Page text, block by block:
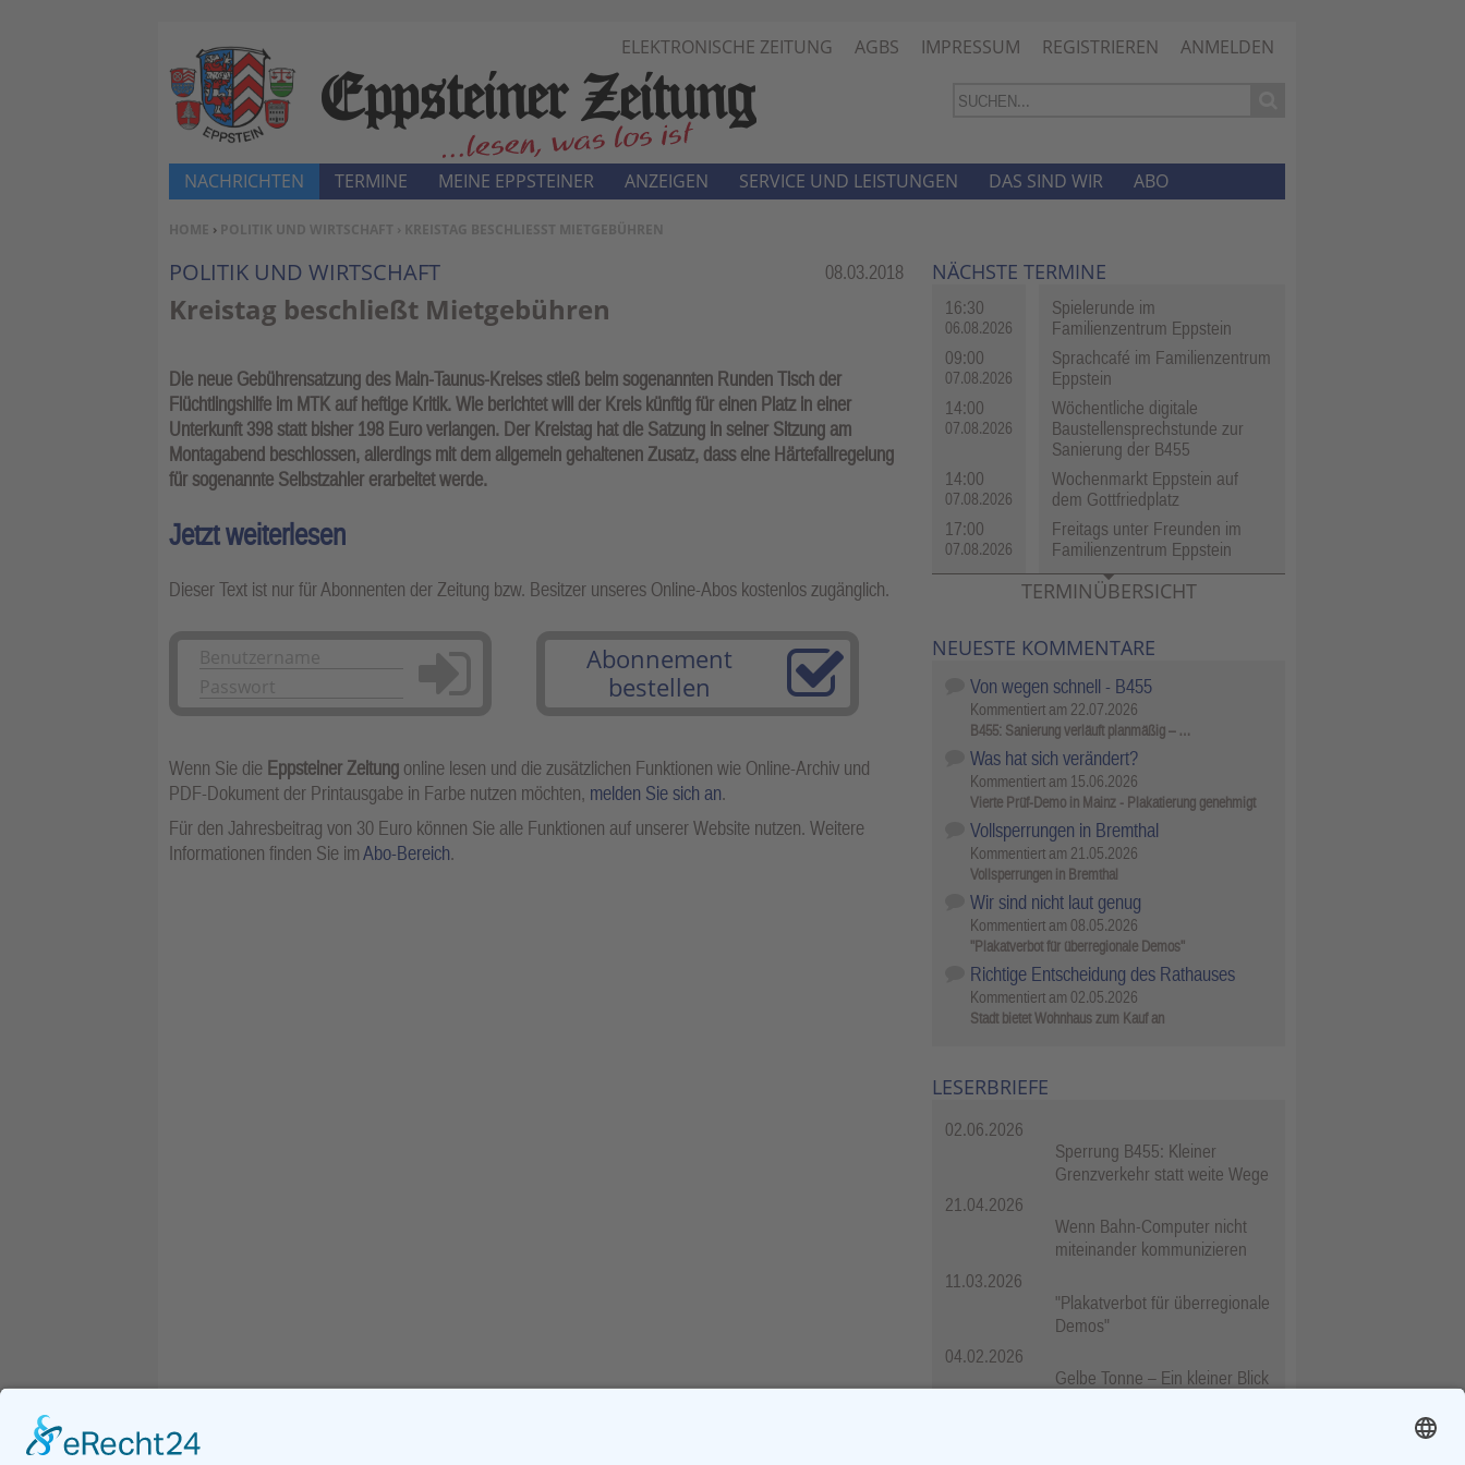
ELEKTRONISCHE ZEITUNG AGBS IMPRESSUM REGISTRIEREN ANMELDEN
SIE BEFINDEN SICH HIER:
HOME › POLITIK UND WIRTSCHAFT › KREISTAG BESCHLIESST MIETGEBÜHREN
Rubrik:
POLITIK UND WIRTSCHAFT 08.03.2018
Kreistag beschließt Mietgebühren
Die neue Gebührensatzung des Main-Taunus-Kreises stieß beim sogenannten Runden Tisch der
Flüchtlingshilfe im MTK auf heftige Kritik. Wie berichtet will der Kreis künftig für einen Platz in einer
Unterkunft 398 statt bisher 198 Euro verlangen. Der Kreistag hat die Satzung in seiner Sitzung am
Montagabend beschlossen, allerdings mit dem allgemein gehaltenen Zusatz, dass eine Härtefallregelung
für sogenannte Selbstzahler erarbeitet werde.
Jetzt weiterlesen
Dieser Text ist nur für Abonnenten der Zeitung bzw. Besitzer unseres Online-Abos kostenlos zugänglich.
Anmelden
Abonnement
bestellen
Wenn Sie die Eppsteiner Zeitung online lesen und die zusätzlichen Funktionen wie Online-Archiv und
PDF-Dokument der Printausgabe in Farbe nutzen möchten, melden Sie sich an.
Für den Jahresbeitrag von 30 Euro können Sie alle Funktionen auf unserer Website nutzen. Weitere
Informationen finden Sie imAbo-Bereich.
NÄCHSTE TERMINE
16:30
06.08.2026
Spielerunde im
Familienzentrum Eppstein
09:00
07.08.2026
Sprachcafé im Familienzentrum
Eppstein
14:00
07.08.2026
Wöchentliche digitale
Baustellensprechstunde zur
Sanierung der B455
14:00
07.08.2026
Wochenmarkt Eppstein auf
dem Gottfriedplatz
17:00
07.08.2026
Freitags unter Freunden im
Familienzentrum Eppstein
TERMINÜBERSICHT
NEUESTE KOMMENTARE
Von wegen schnell - B455
Kommentiert am 22.07.2026
B455: Sanierung verläuft planmäßig – …
Was hat sich verändert?
Kommentiert am 15.06.2026
Vierte Prüf-Demo in Mainz - Plakatierung genehmigt
Vollsperrungen in Bremthal
Kommentiert am 21.05.2026
Vollsperrungen in Bremthal
Wir sind nicht laut genug
Kommentiert am 08.05.2026
"Plakatverbot für überregionale Demos"
Richtige Entscheidung des Rathauses
Kommentiert am 02.05.2026
Stadt bietet Wohnhaus zum Kauf an
LESERBRIEFE
02.06.2026
Sperrung B455: Kleiner
Grenzverkehr statt weite Wege
21.04.2026
Wenn Bahn-Computer nicht
miteinander kommunizieren
11.03.2026
"Plakatverbot für überregionale
Demos"
04.02.2026
Gelbe Tonne – Ein kleiner Blick
NACHRICHTEN TERMINE MEINE EPPSTEINER ANZEIGEN SERVICE UND LEISTUNGEN DAS SIND WIR ABO